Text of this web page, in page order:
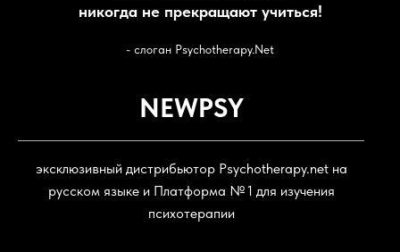
никогда не прекращают учиться!
- cлоган Psychotherapy.Net
NEWPSY
эксклюзивный дистрибьютор Psychotherapy.net на
русском языке и Платформа № 1 для изучения
психотерапии